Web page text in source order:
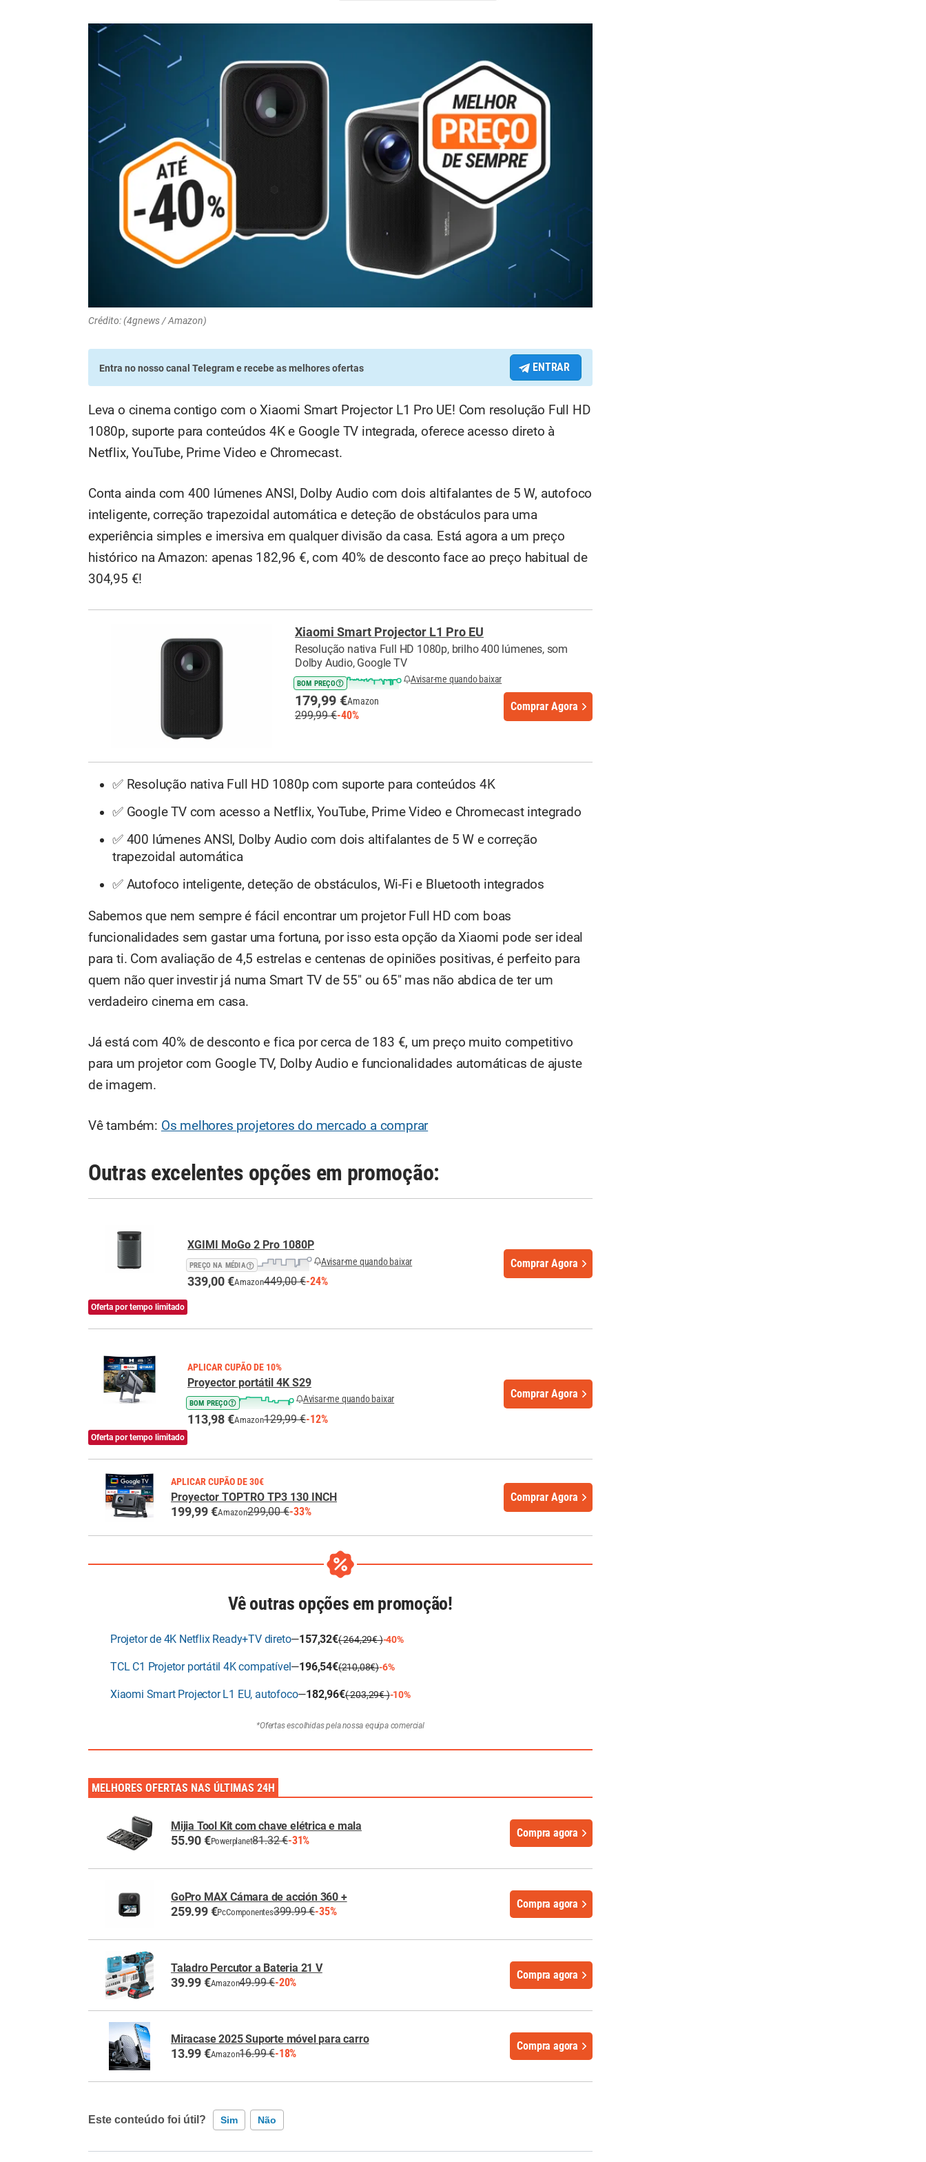
Crédito: (4gnews / Amazon)
Entra no nosso canal Telegrame recebe as melhores ofertas ENTRAR
Leva o cinema contigo com o Xiaomi Smart Projector L1 Pro UE! Com resolução Full HD
1080p, suporte para conteúdos 4K e Google TV integrada, oferece acesso direto à
Netflix, YouTube, Prime Video e Chromecast.
Conta ainda com 400 lúmenes ANSI, Dolby Audio com dois altifalantes de 5 W, autofoco
inteligente, correção trapezoidal automática e deteção de obstáculos para uma
experiência simples e imersiva em qualquer divisão da casa. Está agora a um preço
histórico na Amazon: apenas 182,96 €, com 40% de desconto face ao preço habitual de
304,95 €!
Xiaomi Smart Projector L1 Pro EU
Resolução nativa Full HD 1080p, brilho 400 lúmenes, som
Dolby Audio, Google TV
BOM PREÇO Avisar-me quando baixar
179,99 €Amazon
299,99 €-40%
Comprar Agora
✅ Resolução nativa Full HD 1080p com suporte para conteúdos 4K
✅ Google TV com acesso a Netflix, YouTube, Prime Video e Chromecast integrado
✅ 400 lúmenes ANSI, Dolby Audio com dois altifalantes de 5 W e correção
trapezoidal automática
✅ Autofoco inteligente, deteção de obstáculos, Wi-Fi e Bluetooth integrados
Sabemos que nem sempre é fácil encontrar um projetor Full HD com boas
funcionalidades sem gastar uma fortuna, por isso esta opção da Xiaomi pode ser ideal
para ti. Com avaliação de 4,5 estrelas e centenas de opiniões positivas, é perfeito para
quem não quer investir já numa Smart TV de 55" ou 65" mas não abdica de ter um
verdadeiro cinema em casa.
Já está com 40% de desconto e fica por cerca de 183 €, um preço muito competitivo
para um projetor com Google TV, Dolby Audio e funcionalidades automáticas de ajuste
de imagem.
Vê também: Os melhores projetores do mercado a comprar
Outras excelentes opções em promoção:
Oferta por tempo limitado
XGIMI MoGo 2 Pro 1080P
PREÇO NA MÉDIA Avisar-me quando baixar
339,00 €Amazon449,00 €-24%
Comprar Agora
Oferta por tempo limitado
APLICAR CUPÃO DE 10%
Proyector portátil 4K S29
BOM PREÇO Avisar-me quando baixar
113,98 €Amazon129,99 €-12%
Comprar Agora
APLICAR CUPÃO DE 30€
Proyector TOPTRO TP3 130 INCH
199,99 €Amazon299,00 €-33%
Comprar Agora
Vê outras opções em promoção!
Projetor de 4K Netflix Ready+TV direto—157,32€( 264,29€ )-40%
TCL C1 Projetor portátil 4K compatível—196,54€(210,08€)-6%
Xiaomi Smart Projector L1 EU, autofoco—182,96€( 203,29€ )-10%
*Ofertas escolhidas pela nossa equipa comercial
MELHORES OFERTAS NAS ÚLTIMAS 24H
Mijia Tool Kit com chave elétrica e mala
55.90 €Powerplanet81.32 €-31%
Compra agora
GoPro MAX Cámara de acción 360 +
259.99 €PcComponentes399.99 €-35%
Compra agora
Taladro Percutor a Bateria 21 V
39.99 €Amazon49.99 €-20%
Compra agora
Miracase 2025 Suporte móvel para carro
13.99 €Amazon16.99 €-18%
Compra agora
Este conteúdo foi útil? Sim Não